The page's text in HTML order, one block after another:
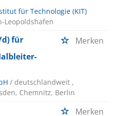
für Technologie (KIT)
Leopoldshafen
für Merken
/ deutschlandweit ,
Chemnitz, Berlin
Merken